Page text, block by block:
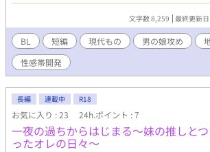
ズさんでも公開しております。文字数 8,259 最終更新
BL 短編 現代もの 男の娘攻め
性感帯開発
長編 連載中 R18
お気に入り : 23 24h.ポイント : 7
一夜の過ちからはじまる〜妹の推しと
ったオレの日々〜